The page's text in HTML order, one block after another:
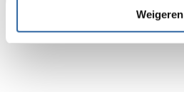
Weigeren